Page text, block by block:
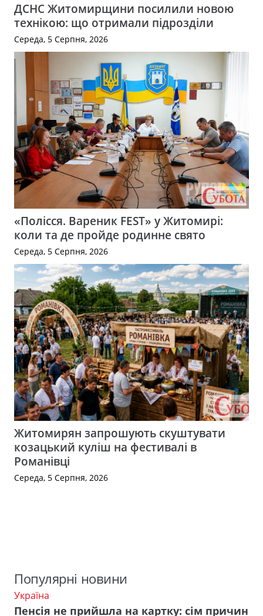
ДСНС Житомирщини посилили новою
технікою: що отримали підрозділи
Середа, 5 Серпня, 2026
«Полісся. Вареник FEST» у Житомирі:
коли та де пройде родинне свято
Середа, 5 Серпня, 2026
Житомирян запрошують скуштувати
козацький куліш на фестивалі в
Романівці
Середа, 5 Серпня, 2026
Популярні новини
Україна
Пенсія не прийшла на картку: сім причин